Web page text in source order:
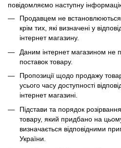
повідомляємо наступну
Продавцем не встановлюються
крім тих, які визначені у
інтернет магазину.
Даним інтернет магазином не
поставок товару.
Пропозиції щодо продажу
усього часу доступності
інтернет магазині.
Підстави та порядок
товару, який придбано на
визначається відповідними
України.